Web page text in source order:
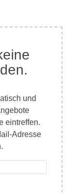
und
eintreffen.
Adresse